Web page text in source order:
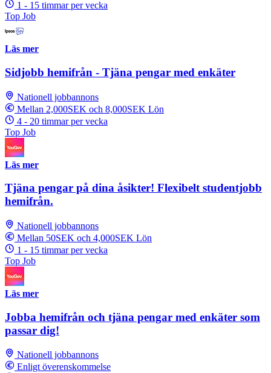
1 - 15 timmar per vecka
Top Job
Läs mer
Sidjobb hemifrån - Tjäna pengar med enkäter
Nationell jobbannons
Mellan 2,000SEK och 8,000SEK Lön
4 - 20 timmar per vecka
Top Job
Läs mer
Tjäna pengar på dina åsikter! Flexibelt studentjobb
hemifrån.
Nationell jobbannons
Mellan 50SEK och 4,000SEK Lön
1 - 15 timmar per vecka
Top Job
Läs mer
Jobba hemifrån och tjäna pengar med enkäter som
passar dig!
Nationell jobbannons
Enligt överenskommelse